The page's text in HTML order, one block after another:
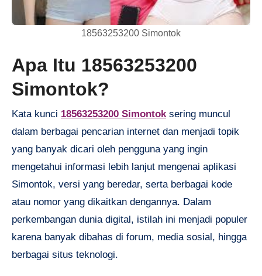
18563253200 Simontok
Apa Itu 18563253200
Simontok?
Kata kunci 18563253200 Simontoksering muncul
dalam berbagai pencarian internet dan menjadi topik
yang banyak dicari oleh pengguna yang ingin
mengetahui informasi lebih lanjut mengenai aplikasi
Simontok, versi yang beredar, serta berbagai kode
atau nomor yang dikaitkan dengannya. Dalam
perkembangan dunia digital, istilah ini menjadi populer
karena banyak dibahas di forum, media sosial, hingga
berbagai situs teknologi.